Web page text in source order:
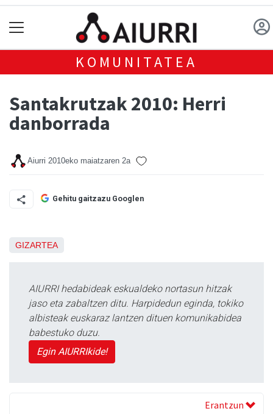
KOMUNITATEA
Santakrutzak 2010: Herri
danborrada
Aiurri 2010eko maiatzaren 2a
Gehitu gaitzazu Googlen
GIZARTEA
AIURRI hedabideak eskualdeko nortasun hitzak
jaso eta zabaltzen ditu. Harpidedun eginda, tokiko
albisteak euskaraz lantzen dituen komunikabidea
babestuko duzu.
Egin AIURRIkide!
Erantzun